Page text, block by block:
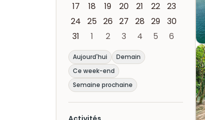
17
18 19 20 21 22
23
24
25 26 27 28 29
30
31
1 2 3 4 5 6
Aujourd'hui
Demain
Ce week-end
Semaine prochaine